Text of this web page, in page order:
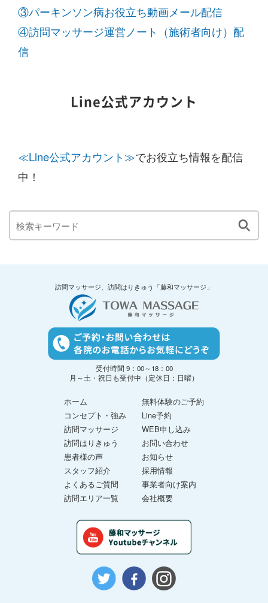
③パーキンソン病お役立ち動画メール配信
④訪問マッサージ運営ノート（施術者向け）配
信
Line公式アカウント
≪Line公式アカウント≫でお役立ち情報を配信
中！
訪問マッサージ、訪問はりきゅう「藤和マッサージ」
受付時間 9：00～18：00
月～土・祝日も受付中（定休日：日曜）
ホーム
コンセプト・強み
訪問マッサージ
訪問はりきゅう
患者様の声
スタッフ紹介
よくあるご質問
訪問エリア一覧
無料体験のご予約
Line予約
WEB申し込み
お問い合わせ
お知らせ
採用情報
事業者向け案内
会社概要